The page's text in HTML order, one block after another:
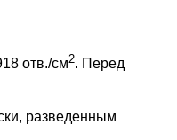
отв./см2. Перед
разведенным